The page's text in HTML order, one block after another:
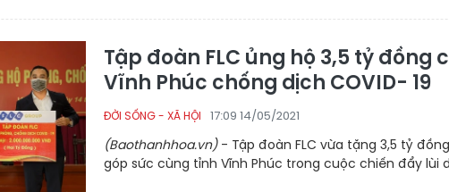
Tập đoàn FLC ủng hộ 3,5 tỷ đồng
Vĩnh Phúc chống dịch COVID- 19
ĐỜI SỐNG - XÃ HỘI 17:09 14/05/2021
(Baothanhhoa.vn)- Tập đoàn FLC vừa tặng 3,5 tỷ
góp sức cùng tỉnh Vĩnh Phúc trong cuộc chiến đẩy lùi